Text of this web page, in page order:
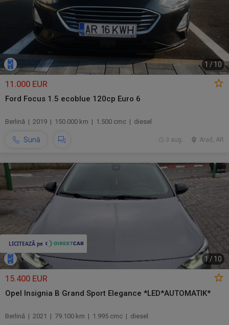
1 /10
11.000 EUR
Ford Focus 1.5 ecoblue 120cp Euro 6
Berlină | 2019 | 150.000 km | 1.500 cmc | diesel
Sună Arad, AR
3 aug.
1/10
15.400 EUR
Opel Insignia B Grand Sport Elegance *LED*AUTOMATIK*
Berlină | 2021 | 79.100 km | 1.995 cmc | diesel